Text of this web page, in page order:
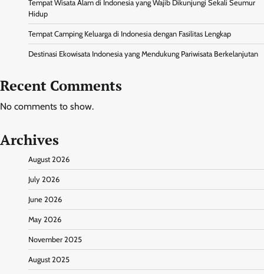
Tempat Wisata Alam di Indonesia yang Wajib Dikunjungi Sekali Seumur
Hidup
Tempat Camping Keluarga di Indonesia dengan Fasilitas Lengkap
Destinasi Ekowisata Indonesia yang Mendukung Pariwisata Berkelanjutan
Recent Comments
No comments to show.
Archives
August 2026
July 2026
June 2026
May 2026
November 2025
August 2025